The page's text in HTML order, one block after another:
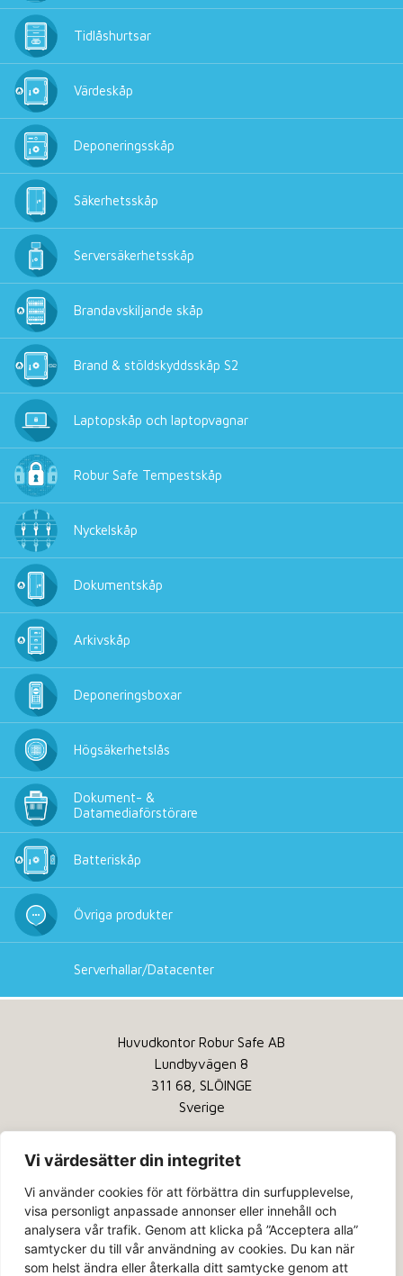
Vi värdesätter din integritet
Vi använder cookies för att förbättra din surfupplevelse,
visa personligt anpassade annonser eller innehåll och
analysera vår trafik. Genom att klicka på ”Acceptera alla”
samtycker du till vår användning av cookies. Du kan när
som helst ändra eller återkalla ditt samtycke genom att
Tidlåshurtsar
Värdeskåp
Deponeringsskåp
Säkerhetsskåp
Serversäkerhetsskåp
Brandavskiljande skåp
Brand & stöldskyddsskåp S2
Laptopskåp och laptopvagnar
Robur Safe Tempestskåp
Nyckelskåp
Dokumentskåp
Arkivskåp
Deponeringsboxar
Högsäkerhetslås
Dokument- &
Datamediaförstörare
Batteriskåp
Övriga produkter
Serverhallar/Datacenter
Huvudkontor Robur Safe AB
Lundbyvägen 8
311 68, SLÖINGE
Sverige
Tel:+46 346 260 260
Email: info@robursafe.com
Integritetspolicy
Kakor